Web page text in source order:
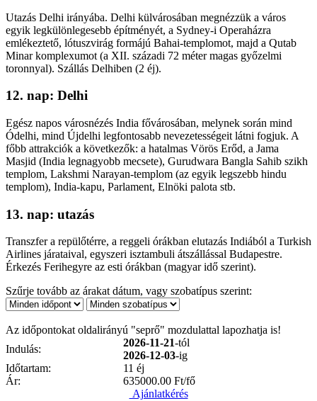
Utazás Delhi irányába. Delhi külvárosában megnézzük a város
egyik legkülönlegesebb építményét, a Sydney-i Operaházra
emlékeztető, lótuszvirág formájú Bahai-templomot, majd a Qutab
Minar komplexumot (a XII. századi 72 méter magas győzelmi
toronnyal). Szállás Delhiben (2 éj).
12. nap: Delhi
Egész napos városnézés India fővárosában, melynek során mind
Ódelhi, mind Újdelhi legfontosabb nevezetességeit látni fogjuk. A
főbb attrakciók a következők: a hatalmas Vörös Erőd, a Jama
Masjid (India legnagyobb mecsete), Gurudwara Bangla Sahib szikh
templom, Lakshmi Narayan-templom (az egyik legszebb hindu
templom), India-kapu, Parlament, Elnöki palota stb.
13. nap: utazás
Transzfer a repülőtérre, a reggeli órákban elutazás Indiából a Turkish
Airlines járataival, egyszeri isztambuli átszállással Budapestre.
Érkezés Ferihegyre az esti órákban (magyar idő szerint).
Szűrje tovább az árakat dátum, vagy szobatípus szerint:
Az időpontokat oldalirányú "seprő" mozdulattal lapozhatja is!
Indulás:
2026-11-21-tól
2026-12-03-ig
Időtartam:
11 éj
Ár:
635000.00 Ft/fő
Ajánlatkérés